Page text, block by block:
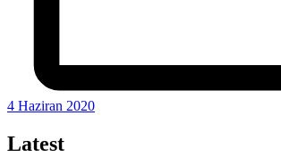
4 Haziran 2020
Latest